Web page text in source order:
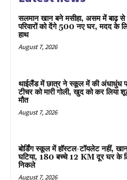
सलमान खान बने मसीहा, असम में बाढ़ से
परिवारों को देंगे 500 नए घर, मदद के
हाथ
August 7, 2026
थाईलैंड में छात्र ने स्कूल में की अंधाधुंध
टीचर को मारी गोली, खुद को कर लिया
मौत
August 7, 2026
बोर्डिंग स्कूल में हॉस्टल-टॉयलेट नहीं,
घटिया, 180 बच्चे 12 KM दूर घर के
निकले
August 7, 2026